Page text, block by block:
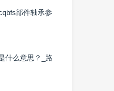
部件轴承参
什么意思？_路